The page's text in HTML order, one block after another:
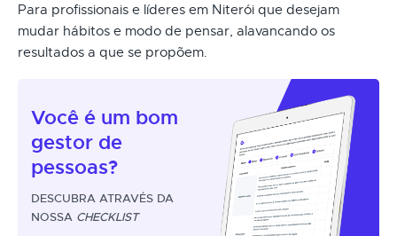
Para profissionais e líderes em Niterói que desejam
mudar hábitos e modo de pensar, alavancando os
resultados a que se propõem.
Você é um bom
gestor de
pessoas?
DESCUBRA ATRAVÉS DA
NOSSA CHECKLIST